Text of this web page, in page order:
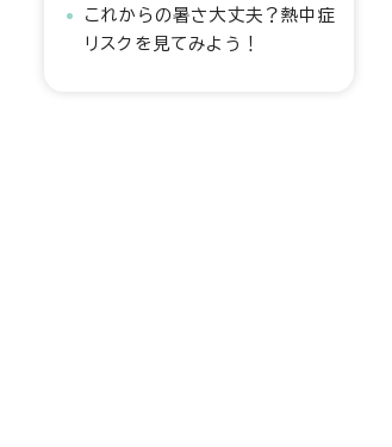
これからの暑さ大丈夫？熱中症
リスクを見てみよう！